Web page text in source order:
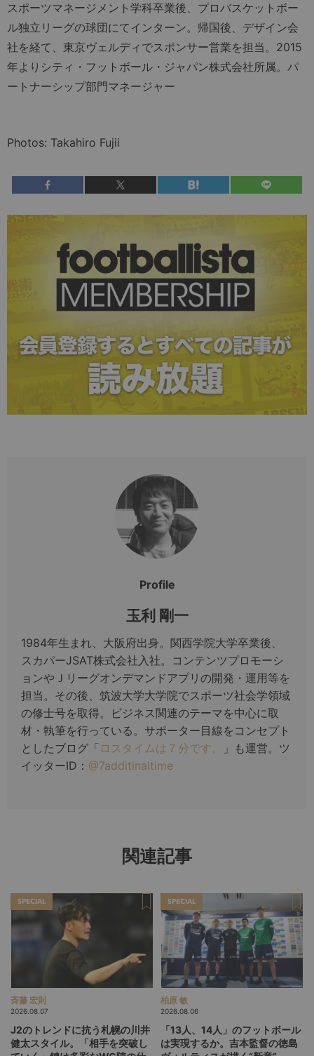
スポーツマネージメント学科卒業後、プロバスケットボー
ル独立リーグの球団にてインターン。帰国後、デザイン会
社を経て、東京ヴェルディでスポンサー営業を担当。2015
年よりシティ・フットボール・ジャパン株式会社所属。パ
ートナーシップ部門マネージャー
Photos: Takahiro Fujii
Profile
玉利 剛一
1984年生まれ、大阪府出身。関西学院大学卒業後、
スカパーJSAT株式会社入社。コンテンツプロモーシ
ョンやＪリーグオンデマンドアプリの開発・運用等を
担当。その後、筑波大学大学院でスポーツ社会学領域
の修士号を取得。ビジネス関連のテーマを中心に取
材・執筆を行っている。サポーター目線をコンセプト
としたブログ「 ロスタイムは７分です。
」も運営。ツ
イッターID： @7additinaltime
関連記事
SPECIAL
斉藤 宏則
2026.08.07
J2のトレンドに抗う札幌の川井
健太スタイル。「相手を突破し
SPECIAL
柏原 敏
2026.08.06
「13人、14人」のフットボール
は実現するか。吉本監督の徳島